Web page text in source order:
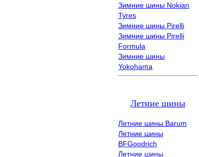
Зимние шины Nokian
Tyres
Зимние шины Pirelli
Зимние шины Pirelli
Formula
Зимние шины
Yokohama
Летние шины
Летние шины Barum
Летние шины
BFGoodrich
Летние шины